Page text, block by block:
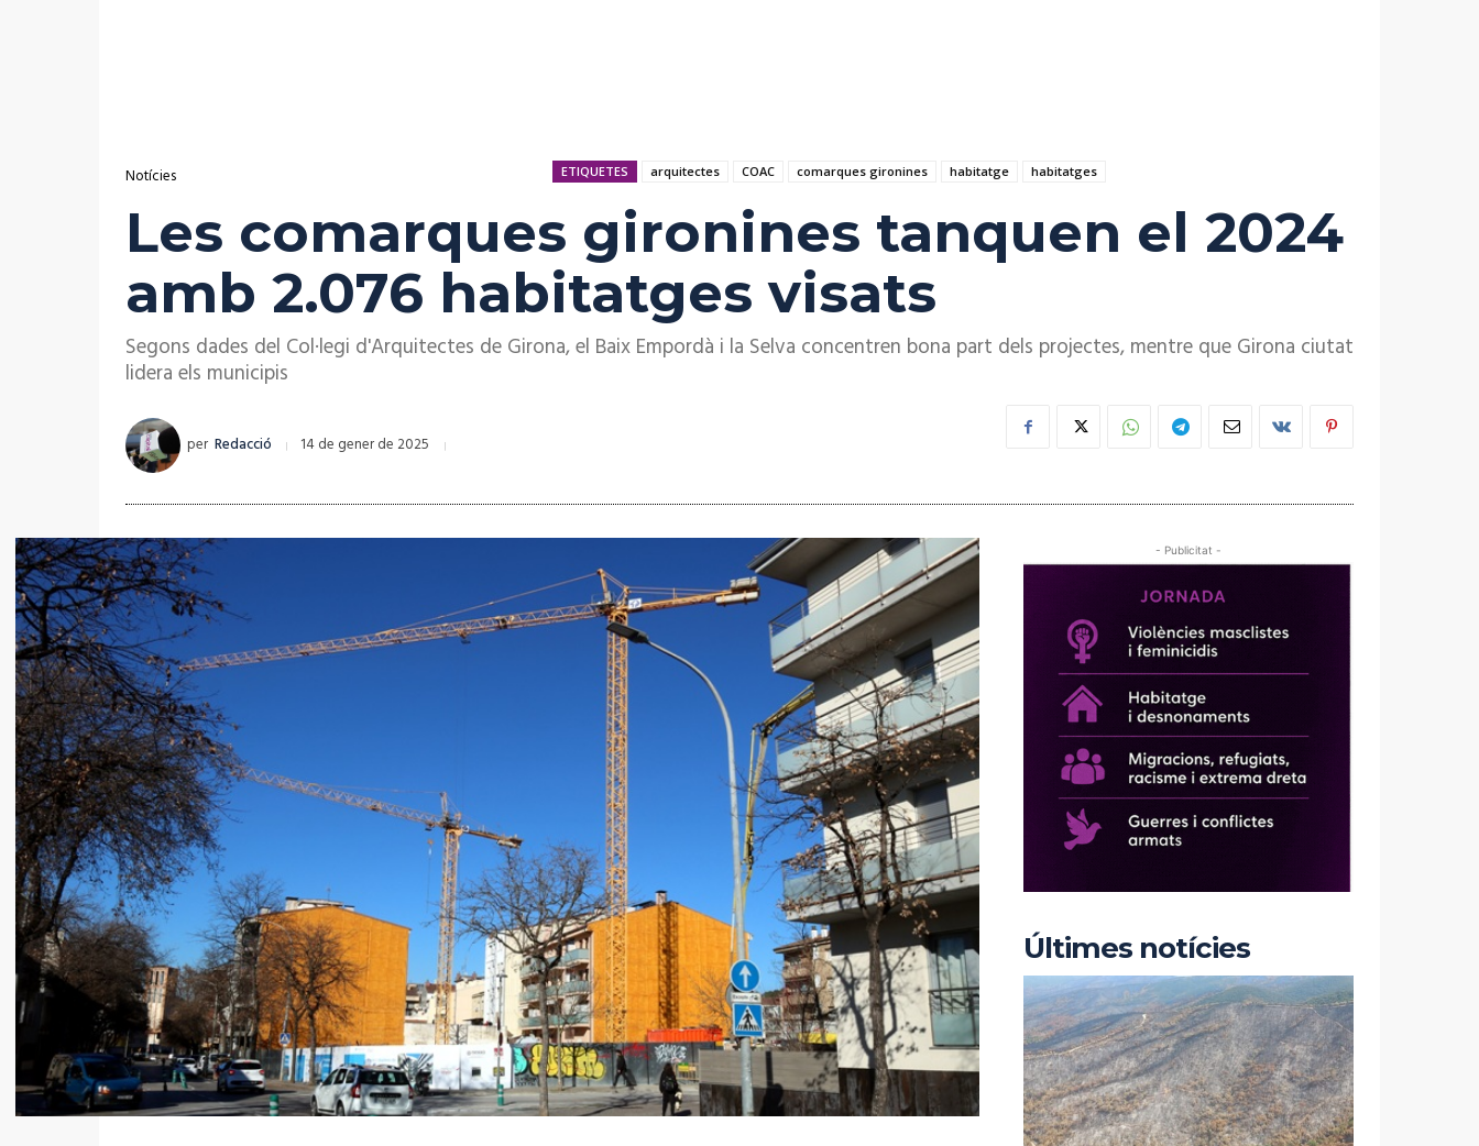
Notícies ETIQUETES arquitectes COAC comarques gironines habitatge habitatges
Les comarques gironines tanquen el 2024
amb 2.076 habitatges visats
Segons dades del Col·legi d'Arquitectes de Girona, el Baix Empordà i la Selva concentren bona part dels projectes, mentre que Girona ciutat
lidera els municipis
per Redacció 14 de gener de 2025
- Publicitat -
Últimes notícies